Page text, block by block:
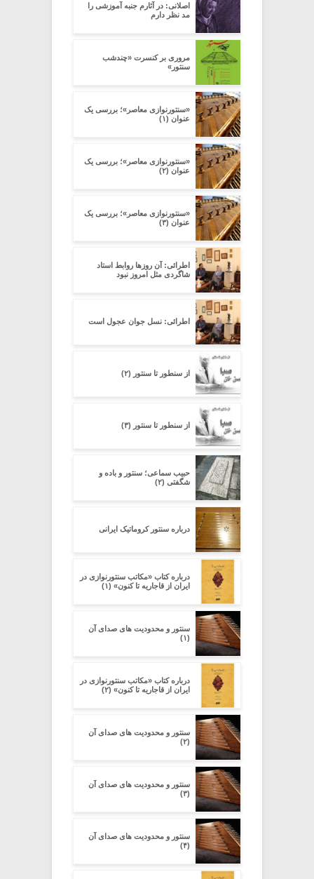
اصلانی: در آثارم جنبه آموزشی را
مد نظر دارم
مروری بر کنسرت «چند‌شب
سنتور»
«سنتورنوازی معاصر»؛ بررسی یک
عنوان (۱)
«سنتورنوازی معاصر»؛ بررسی یک
عنوان (۲)
«سنتورنوازی معاصر»؛ بررسی یک
عنوان (۳)
اطرائی: آن روزها روابط استاد
شاگردی مثل امروز نبود
اطرائی: نسل جوان عجول است
از سنطور تا سنتور (۲)
از سنطور تا سنتور (۳)
حبیب سماعی؛ سنتور و باده و
شگفتی (۲)
درباره سنتور کروماتیک ایرانی
درباره کتاب «مکاتب سنتورنوازی در
ایران از قاجاریه تا کنون» (۱)
سنتور و محدودیت‌ های صدای آن
(۱)
درباره کتاب «مکاتب سنتورنوازی در
ایران از قاجاریه تا کنون» (۲)
سنتور و محدودیت‌ های صدای آن
(۲)
سنتور و محدودیت‌ های صدای آن
(۳)
سنتور و محدودیت‌ های صدای آن
(۴)